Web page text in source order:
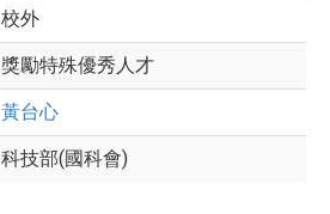
校外
獎勵特殊優秀人才
黃台心
科技部(國科會)